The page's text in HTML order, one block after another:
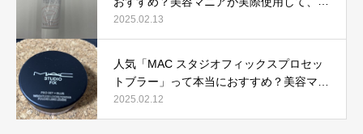
コミを検証！
2025.02.13
人気「MAC スタジオフィックスプロセッ
トブラー」って本当におすすめ？美容マニ
アが実際使用して口コミを検証！
2025.02.12